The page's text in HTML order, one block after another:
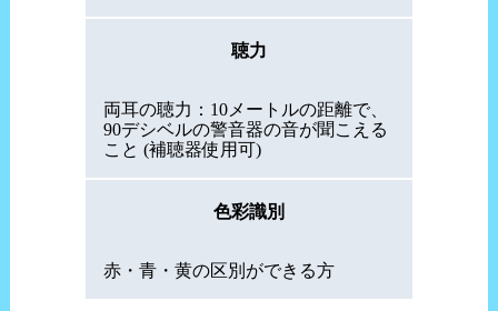
聴力
両耳の聴力：10メートルの距離で、
90デシベルの警音器の音が聞こえる
こと (補聴器使用可)
色彩識別
赤・青・黄の区別ができる方